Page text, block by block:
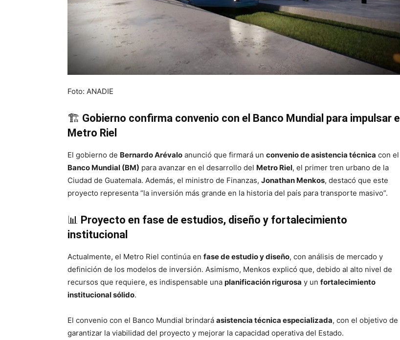
Foto: ANADIE
🏗️ Gobierno confirma convenio con el Banco Mundial para impulsar el
Metro Riel
El gobierno de Bernardo Arévalo anunció que firmará un convenio de asistencia técnica con el
Banco Mundial (BM) para avanzar en el desarrollo del Metro Riel, el primer tren urbano de la
Ciudad de Guatemala. Además, el ministro de Finanzas, Jonathan Menkos, destacó que este
proyecto representa “la inversión más grande en la historia del país para transporte masivo”.
📊 Proyecto en fase de estudios, diseño y fortalecimiento
institucional
Actualmente, el Metro Riel continúa en fase de estudio y diseño, con análisis de mercado y
definición de los modelos de inversión. Asimismo, Menkos explicó que, debido al alto nivel de
recursos que requiere, es indispensable una planificación rigurosa y un fortalecimiento
institucional sólido.
El convenio con el Banco Mundial brindará asistencia técnica especializada, con el objetivo de
garantizar la viabilidad del proyecto y mejorar la capacidad operativa del Estado.